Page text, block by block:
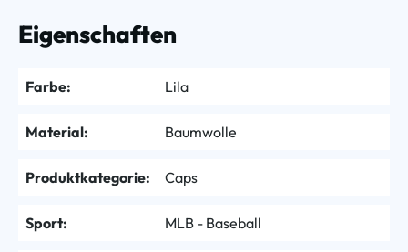
Eigenschaften
Farbe: Lila
Material: Baumwolle
Produktkategorie: Caps
Sport: MLB - Baseball